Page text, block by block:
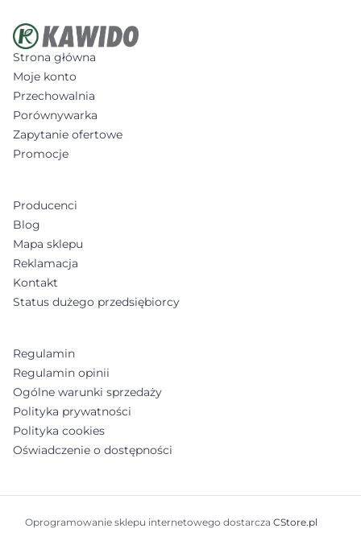
Strona główna
Moje konto
Przechowalnia
Porównywarka
Zapytanie ofertowe
Promocje
Producenci
Blog
Mapa sklepu
Reklamacja
Kontakt
Status dużego przedsiębiorcy
Regulamin
Regulamin opinii
Ogólne warunki sprzedaży
Polityka prywatności
Polityka cookies
Oświadczenie o dostępności
Oprogramowanie sklepu internetowego dostarcza CStore.pl